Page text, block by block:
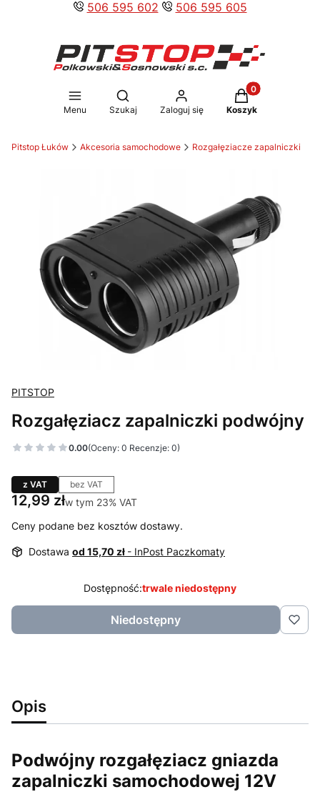
506 595 602 506 595 605
Menu
Otwórz wyszukiwarkę
Szukaj Zaloguj się
Produkty w
Koszyk
Pitstop Łuków Akcesoria samochodowe Rozgałęziacze zapalniczki
PITSTOP
Rozgałęziacz zapalniczki podwójny
0.00(Oceny: 0 Recenzje: 0)
z VAT bez VAT
Cena
12,99 złw tym 23% VAT
w tym 23% VAT
Ceny podane bez kosztów dostawy.
Dostawa od 15,70 zł - InPost Paczkomaty
Dostępność:trwale niedostępny
Niedostępny
Opis
Podwójny rozgałęziacz gniazda
zapalniczki samochodowej 12V